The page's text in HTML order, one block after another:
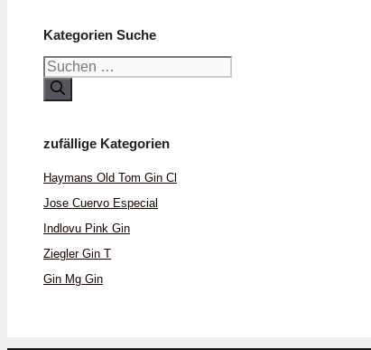
Kategorien Suche
Suchen
nach:
zufällige Kategorien
Haymans Old Tom Gin Cl
Jose Cuervo Especial
Indlovu Pink Gin
Ziegler Gin T
Gin Mg Gin